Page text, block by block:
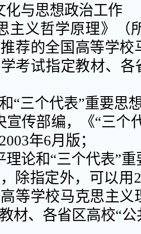
与思想政治工作
主义哲学原理》（
荐的全国高等学
考试指定教材、
“三个代表”重要思
宣传部编，《“三个
年6月版；
理论和“三个代表”
，除指定外，可以
等学校马克思主
材、各省区高校“